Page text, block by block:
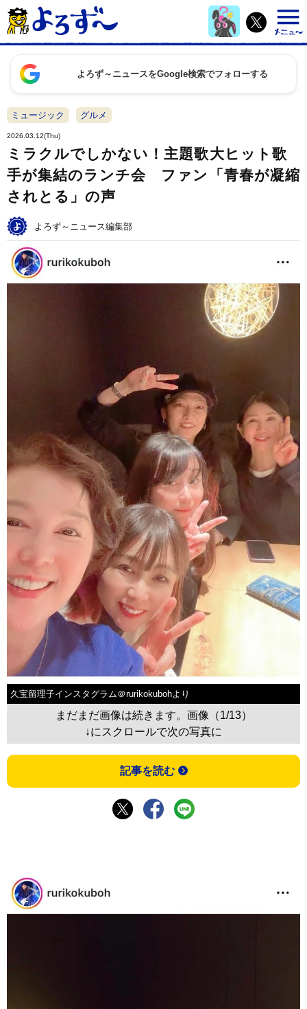
よろず～ニュースをGoogle検索でフォローする
ミュージック グルメ
2026.03.12(Thu)
ミラクルでしかない！主題歌大ヒット歌
手が集結のランチ会 ファン「青春が凝縮
されとる」の声
よろず～ニュース編集部
久宝留理子インスタグラム＠rurikokubohより
まだまだ画像は続きます。画像（1/13）
↓にスクロールで次の写真に
記事を読む